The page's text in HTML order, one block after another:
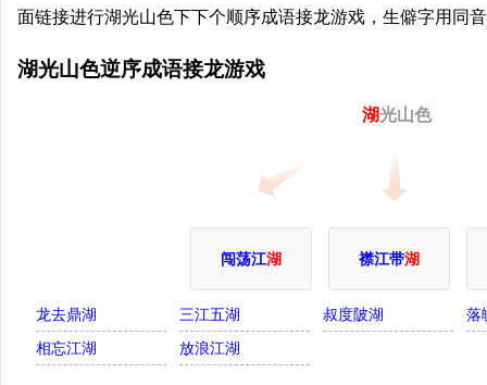
面链接进行湖光山色下下个顺序成语接龙游戏，生僻字用同
湖光山色逆序成语接龙游戏
湖光山色
闯荡江湖 襟江带湖
龙去鼎湖 三江五湖 叔度陂湖
落
相忘江湖
放浪江湖